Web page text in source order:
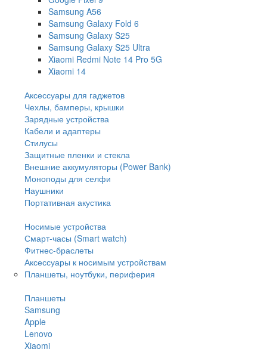
Samsung A56
Samsung Galaxy Fold 6
Samsung Galaxy S25
Samsung Galaxy S25 Ultra
Xiaomi Redmi Note 14 Pro 5G
Xiaomi 14
Аксессуары для гаджетов
Чехлы, бамперы, крышки
Зарядные устройства
Кабели и адаптеры
Стилусы
Защитные пленки и стекла
Внешние аккумуляторы (Power Bank)
Моноподы для селфи
Наушники
Портативная акустика
Носимые устройства
Смарт-часы (Smart watch)
Фитнес-браслеты
Аксессуары к носимым устройствам
Планшеты, ноутбуки, периферия
Планшеты
Samsung
Apple
Lenovo
Xiaomi